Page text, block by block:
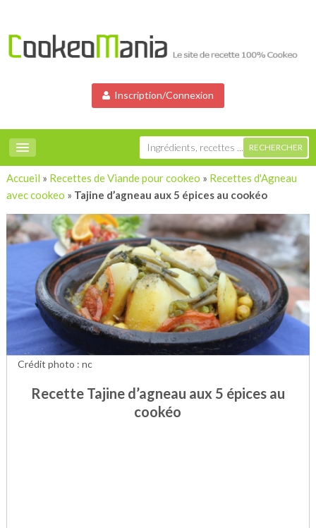
Inscription/Connexion
Accueil » Recettes de Viande pour cookeo » Recettes d'Agneau
avec cookeo » Tajine d’agneau aux 5 épices au cookéo
Recette Tajine d’agneau aux 5 épices au
cookéo
Crédit photo : nc